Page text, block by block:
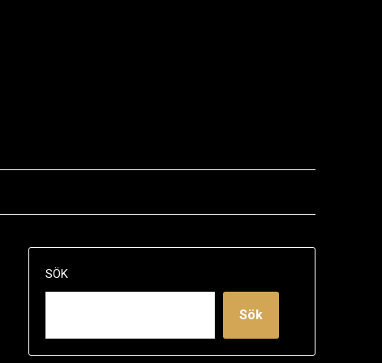
SÖK
Sök